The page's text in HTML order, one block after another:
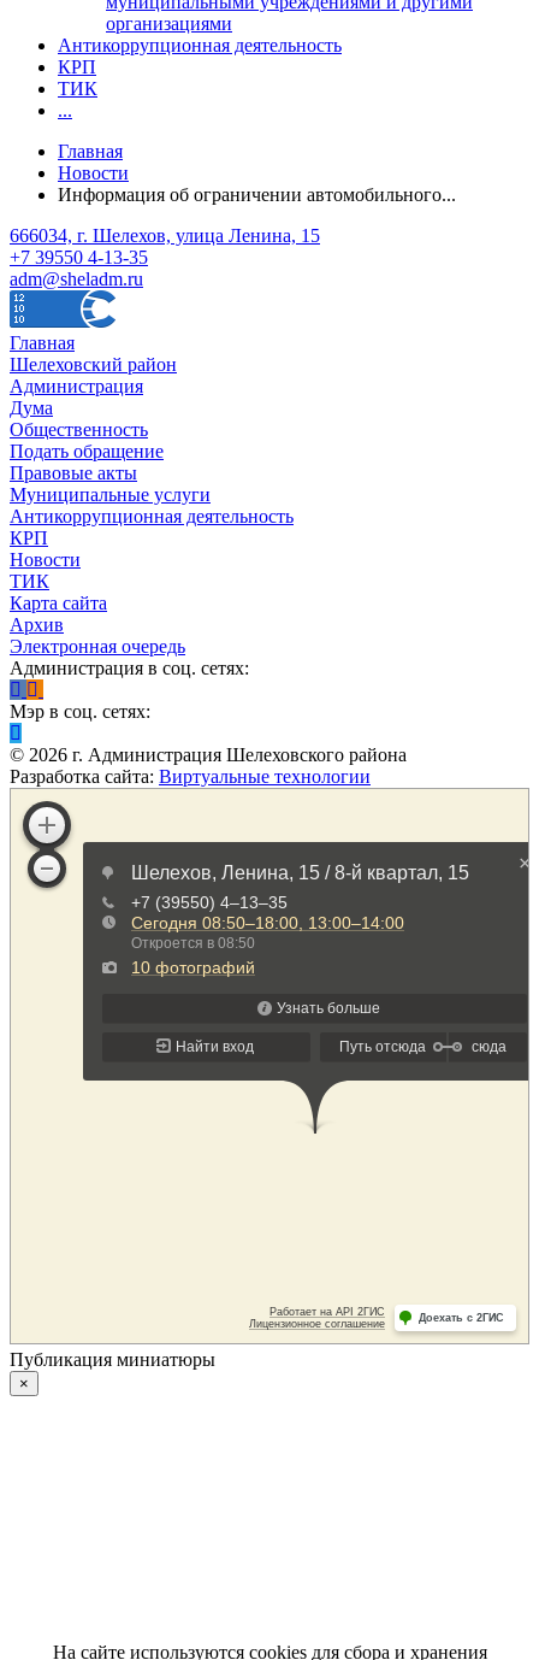
организациями
Антикоррупционная деятельность
КРП
ТИК
...
Главная
Новости
Информация об ограничении автомобильного...
666034, г. Шелехов, улица Ленина, 15
+7 39550 4-13-35
adm@sheladm.ru
Главная
Шелеховский район
Администрация
Дума
Общественность
Подать обращение
Правовые акты
Муниципальные услуги
Антикоррупционная деятельность
КРП
Новости
ТИК
Карта сайта
Архив
Электронная очередь
Администрация в соц. сетях:
Мэр в соц. сетях:
© 2026 г. Администрация Шелеховского района
Разработка сайта: Виртуальные технологии
Публикация миниатюры
×
На сайте используются cookies для сбора и хранения